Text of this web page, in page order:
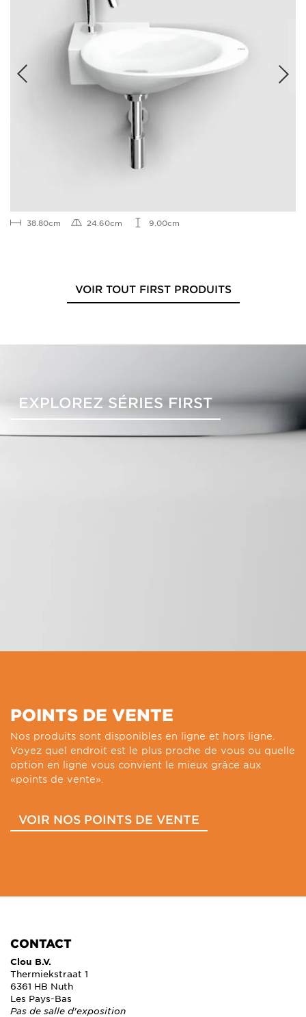
38.80cm 24.60cm 9.00cm
VOIR TOUT FIRST PRODUITS
EXPLOREZ SÉRIES FIRST
POINTS DE VENTE
Nos produits sont disponibles en ligne et hors ligne.
Voyez quel endroit est le plus proche de vous ou quelle
option en ligne vous convient le mieux grâce aux
«points de vente».
VOIR NOS POINTS DE VENTE
CONTACT
Clou B.V.
Thermiekstraat 1
6361 HB Nuth
Les Pays-Bas
Pas de salle d'exposition